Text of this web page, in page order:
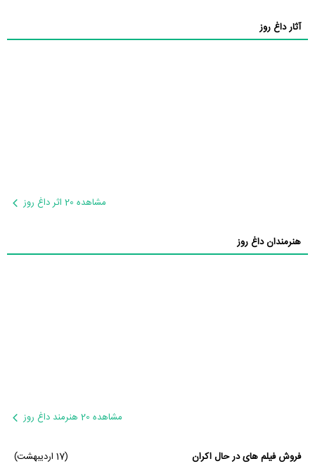
آثار داغ روز
مشاهده 20 اثر داغ روز
هنرمندان داغ روز
مشاهده 20 هنرمند داغ روز
فروش فیلم های در حال اکران (17 اردیبهشت)